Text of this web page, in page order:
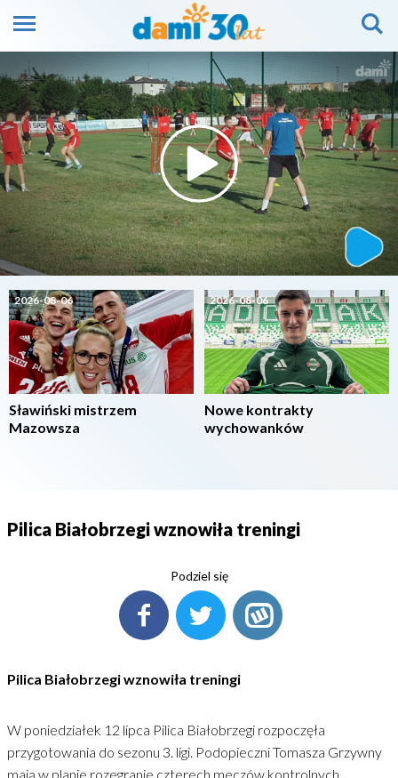
2026-08-06
Sławiński mistrzem
Mazowsza
2026-08-06
Nowe kontrakty
wychowanków
Pilica Białobrzegi wznowiła treningi
Podziel się
Pilica Białobrzegi wznowiła treningi
W poniedziałek 12 lipca Pilica Białobrzegi rozpoczęła
przygotowania do sezonu 3. ligi. Podopieczni Tomasza Grzywny
mają w planie rozegranie czterech meczów kontrolnych.